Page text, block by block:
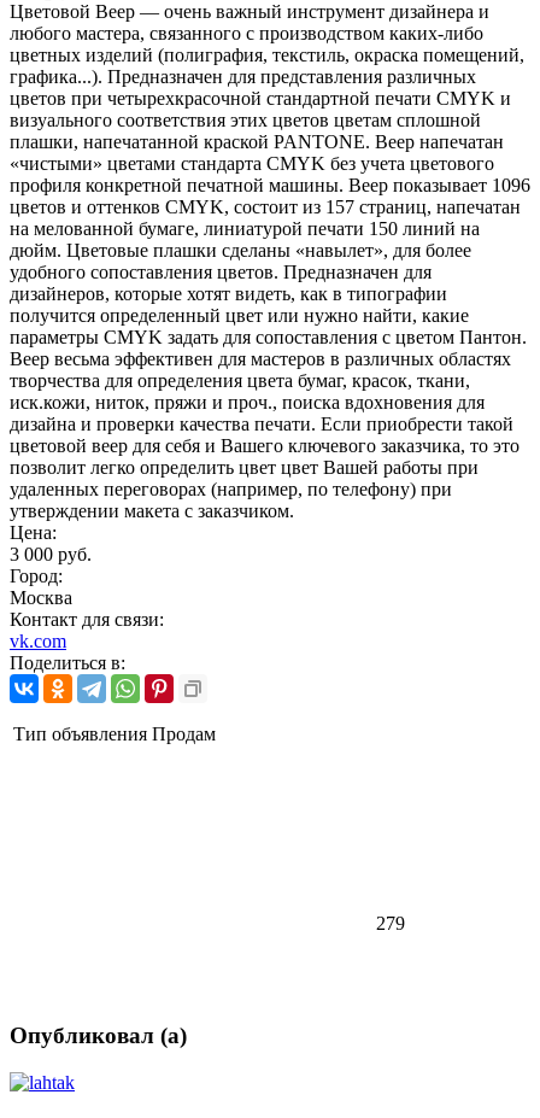
Цветовой Веер — очень важный инструмент дизайнера и
любого мастера, связанного с производством каких-либо
цветных изделий (полиграфия, текстиль, окраска помещений,
графика...). Предназначен для представления различных
цветов при четырехкрасочной стандартной печати CMYK и
визуального соответствия этих цветов цветам сплошной
плашки, напечатанной краской PANTONE. Веер напечатан
«чистыми» цветами стандарта CMYK без учета цветового
профиля конкретной печатной машины. Веер показывает 1096
цветов и оттенков CMYK, состоит из 157 страниц, напечатан
на мелованной бумаге, линиатурой печати 150 линий на
дюйм. Цветовые плашки сделаны «навылет», для более
удобного сопоставления цветов. Предназначен для
дизайнеров, которые хотят видеть, как в типографии
получится определенный цвет или нужно найти, какие
параметры CMYK задать для сопоставления с цветом Пантон.
Веер весьма эффективен для мастеров в различных областях
творчества для определения цвета бумаг, красок, ткани,
иск.кожи, ниток, пряжи и проч., поиска вдохновения для
дизайна и проверки качества печати. Если приобрести такой
цветовой веер для себя и Вашего ключевого заказчика, то это
позволит легко определить цвет цвет Вашей работы при
удаленных переговорах (например, по телефону) при
утверждении макета с заказчиком.
Цена:
3 000 руб.
Город:
Москва
Контакт для связи:
vk.com
Поделиться в:
Тип объявления Продам
279
Опубликовал (а)